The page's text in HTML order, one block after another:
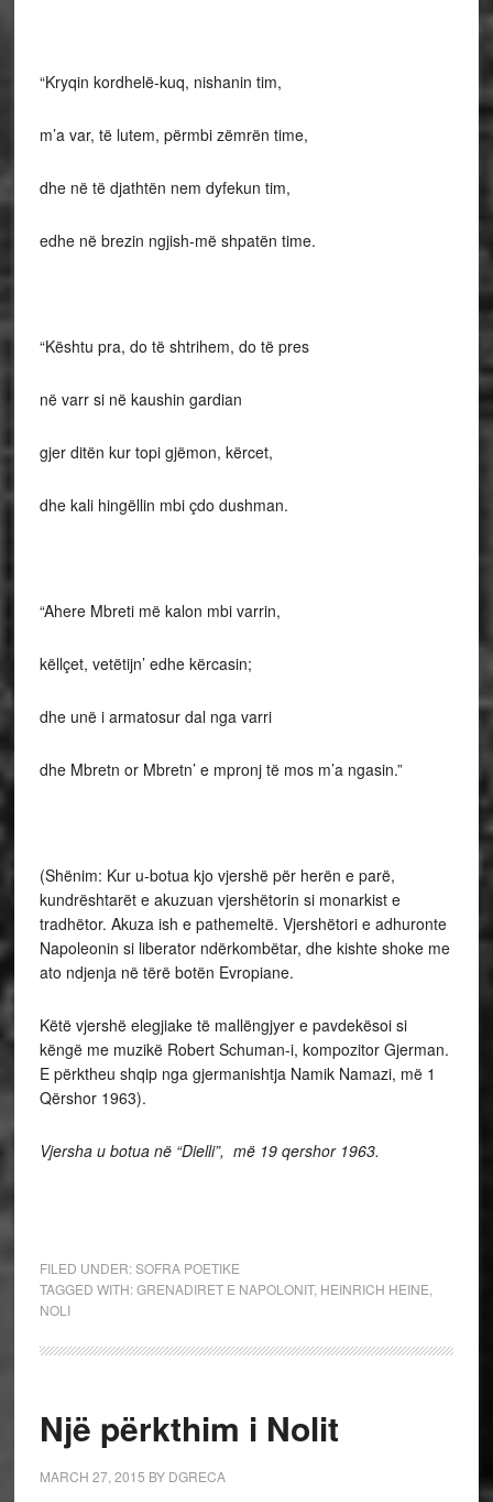
“Kryqin kordhelë-kuq, nishanin tim,
m’a var, të lutem, përmbi zëmrën time,
dhe në të djathtën nem dyfekun tim,
edhe në brezin ngjish-më shpatën time.
“Kështu pra, do të shtrihem, do të pres
në varr si në kaushin gardian
gjer ditën kur topi gjëmon, kërcet,
dhe kali hingëllin mbi çdo dushman.
“Ahere Mbreti më kalon mbi varrin,
këllçet, vetëtijn’ edhe kërcasin;
dhe unë i armatosur dal nga varri
dhe Mbretn or Mbretn’ e mpronj të mos m’a ngasin.”
(Shënim: Kur u-botua kjo vjershë për herën e parë,
kundrështarët e akuzuan vjershëtorin si monarkist e
tradhëtor. Akuza ish e pathemeltë. Vjershëtori e adhuronte
Napoleonin si liberator ndërkombëtar, dhe kishte shoke me
ato ndjenja në tërë botën Evropiane.
Këtë vjershë elegjiake të mallëngjyer e pavdekësoi si
këngë me muzikë Robert Schuman-i, kompozitor Gjerman.
E përktheu shqip nga gjermanishtja Namik Namazi, më 1
Qërshor 1963).
Vjersha u botua në “Dielli”, më 19 qershor 1963.
FILED UNDER:SOFRA POETIKE
TAGGED WITH:GRENADIRET E NAPOLONIT, HEINRICH HEINE
NOLI
Një përkthim i Nolit
MARCH 27, 2015 BY DGRECA